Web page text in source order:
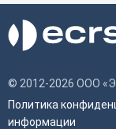
© 2012-2026 ООО
Политика
информации